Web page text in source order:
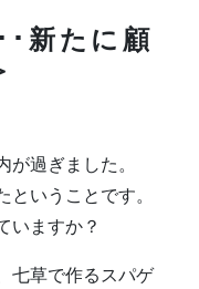
新たに顧
過ぎました。
いうことです。
いますか？
七草で作るスパゲ